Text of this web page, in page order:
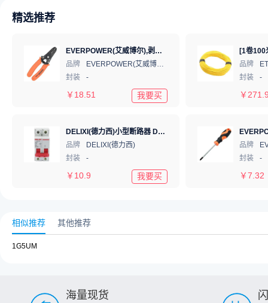
精选推荐
EVERPOWER(艾威博尔),剥线钳6寸,202003
品牌
封装
-
￥ 18.51 我要买
品牌
封装
-
￥
DELIXI(德力西)小型断路器 DZ47s C型 2P 32A DZ47SN2C32
品牌
DELIXI(德力西)
封装
-
￥ 10.9 我要买
品牌
封装
-
￥7.32
相似推荐 其他推荐
1G5UM
海量现货